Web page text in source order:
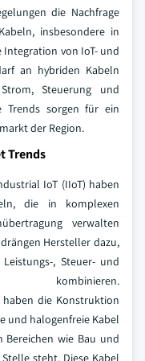
die Nachfrage
insbesondere in
Integration von IoT- und
an hybriden Kabeln
Steuerung und
Trends sorgen für ein
der Region.
Trends
IoT (IIoT) haben
die in komplexen
verwalten
Hersteller dazu,
, Steuer- und
kombinieren.
die Konstruktion
und halogenfreie Kabel
Bereichen wie Bau und
steht. Diese Kabel